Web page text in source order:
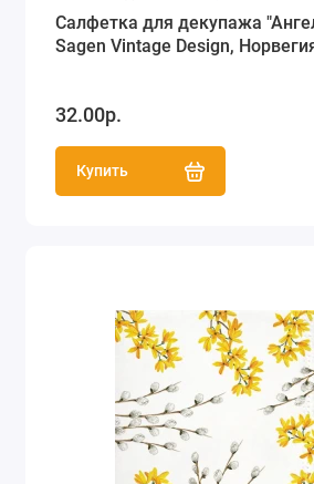
Салфетка для декупажа
Sagen Vintage Design,
32.00р.
Купить